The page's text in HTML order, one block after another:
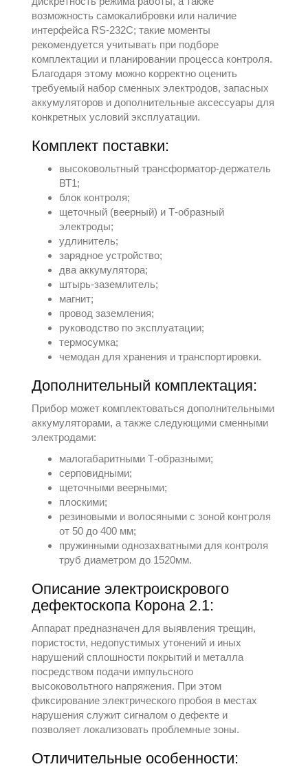
возможность самокалибровки или наличие
интерфейса RS-232C; такие моменты
рекомендуется учитывать при подборе
комплектации и планировании процесса контроля.
Благодаря этому можно корректно оценить
требуемый набор сменных электродов, запасных
аккумуляторов и дополнительные аксессуары для
конкретных условий эксплуатации.
Комплект поставки:
высоковольтный трансформатор-держатель
ВТ1;
блок контроля;
щеточный (веерный) и Т-образный
электроды;
удлинитель;
зарядное устройство;
два аккумулятора;
штырь-заземлитель;
магнит;
провод заземления;
руководство по эксплуатации;
термосумка;
чемодан для хранения и транспортировки.
Дополнительный комплектация:
Прибор может комплектоваться дополнительными
аккумуляторами, а также следующими сменными
электродами:
малогабаритными Т-образными;
серповидными;
щеточными веерными;
плоскими;
резиновыми и волосяными с зоной контроля
от 50 до 400 мм;
пружинными однозахватными для контроля
труб диаметром до 1520мм.
Описание электроискрового
дефектоскопа Корона 2.1:
Аппарат предназначен для выявления трещин,
пористости, недопустимых утонений и иных
нарушений сплошности покрытий и металла
посредством подачи импульсного
высоковольтного напряжения. При этом
фиксирование электрического пробоя в местах
нарушения служит сигналом о дефекте и
позволяет локализовать проблемные зоны.
Отличительные особенности: